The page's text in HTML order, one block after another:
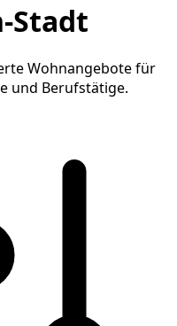
Stadt
Wohnangebote für
und Berufstätige.